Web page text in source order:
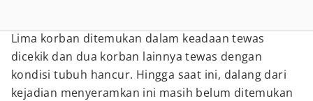
Lima korban ditemukan dalam keadaan tewas
dicekik dan dua korban lainnya tewas dengan
kondisi tubuh hancur. Hingga saat ini, dalang dari
kejadian menyeramkan ini masih belum ditemukan